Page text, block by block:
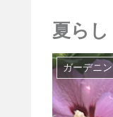
夏ら
ガーデニ